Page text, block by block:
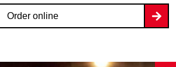
Order online